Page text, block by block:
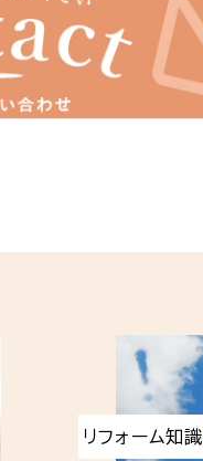
リフォーム知識